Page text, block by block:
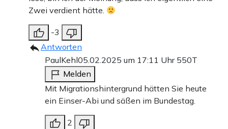
Zwei verdient hätte.
-3
Antworten
PaulKehl05.02.2025 um 17:11 Uhr 550T
Melden
Mit Migrationshintergrund hätten Sie heute
ein Einser-Abi und säßen im Bundestag.
2